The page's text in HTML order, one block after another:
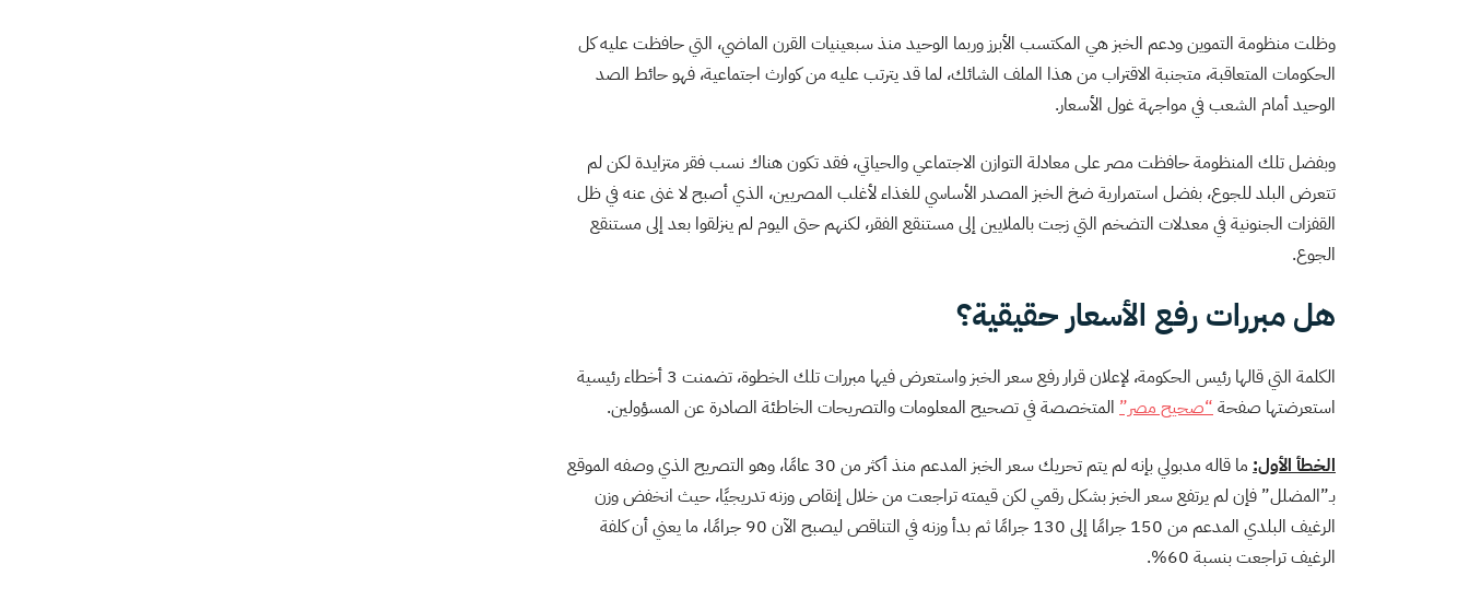
وظلت منظومة التموين ودعم الخبز هي المكتسب الأبرز وربما الوحيد منذ سبعينيات القرن الماضي، التي حافظت عليه كل
الحكومات المتعاقبة، متجنبة الاقتراب من هذا الملف الشائك، لما قد يترتب عليه من كوارث اجتماعية، فهو حائط الصد
الوحيد أمام الشعب في مواجهة غول الأسعار.
وبفضل تلك المنظومة حافظت مصر على معادلة التوازن الاجتماعي والحياتي، فقد تكون هناك نسب فقر متزايدة لكن لم
تتعرض البلد للجوع، بفضل استمرارية ضخ الخبز المصدر الأساسي للغذاء لأغلب المصريين، الذي أصبح لا غنى عنه في ظل
القفزات الجنونية في معدلات التضخم التي زجت بالملايين إلى مستنقع الفقر، لكنهم حتى اليوم لم ينزلقوا بعد إلى مستنقع
الجوع.
هل مبررات رفع الأسعار حقيقية؟
الكلمة التي قالها رئيس الحكومة، لإعلان قرار رفع سعر الخبز واستعرض فيها مبررات تلك الخطوة، تضمنت 3 أخطاء رئيسية
استعرضتها صفحة “صحيح مصر” المتخصصة في تصحيح المعلومات والتصريحات الخاطئة الصادرة عن المسؤولين.
الخطأ الأول:
ما قاله مدبولي بإنه لم يتم تحريك سعر الخبز المدعم منذ أكثر من 30 عامًا، وهو التصريح الذي وصفه الموقع
بـ”المضلل” فإن لم يرتفع سعر الخبز بشكل رقمي لكن قيمته تراجعت من خلال إنقاص وزنه تدريجيًا، حيث انخفض وزن
الرغيف البلدي المدعم من 150 جرامًا إلى 130 جرامًا ثم بدأ وزنه في التناقص ليصبح الآن 90 جرامًا، ما يعني أن كلفة
الرغيف تراجعت بنسبة 60%.